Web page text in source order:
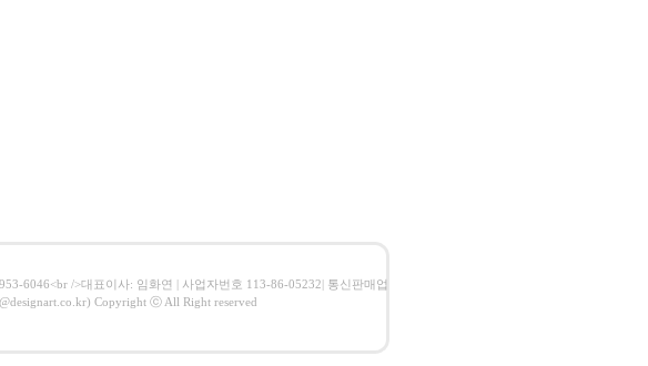
6046<br />대표이사: 임화연 | 사업자번호 113-86-05232| 통신판매업
Copyright ⓒ All Right reserved